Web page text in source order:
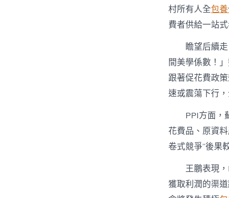
村所有人全包
費者供給一站
瞻望后續
間美學係數！
跟著促花費政
速或震蕩下行
PPI方面，
花費品、原資
卷式競爭”後果
王鵬表現
獲取利潤的渠